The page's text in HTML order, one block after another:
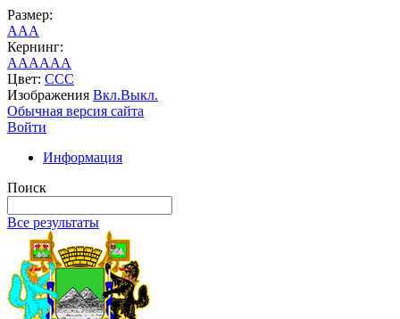
Размер:
AAA
Кернинг:
AAAAAA
Цвет: CCC
Изображения Вкл.Выкл.
Обычная версия сайта
Войти
Информация
Поиск
Все результаты